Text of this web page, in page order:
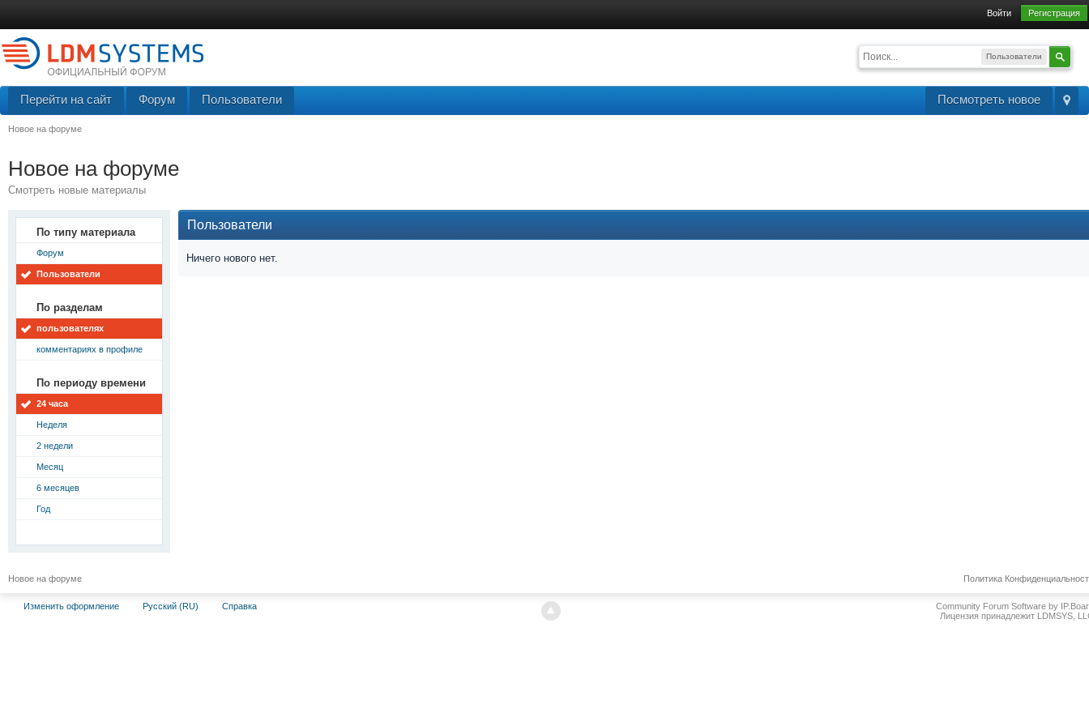
Войти Регистрация
Пользователи
Посмотреть новое
Перейти на сайт Форум Пользователи
Новое на форуме
Новое на форуме
Смотреть новые материалы
По типу материала
Форум
Пользователи
По разделам
пользователях
комментариях в профиле
По периоду времени
24 часа
Неделя
2 недели
Месяц
6 месяцев
Год
Пользователи
Ничего нового нет.
Новое на форуме Политика
Изменить оформление Русский (RU) Справка
Community Forum Software by
Лицензия принадлежит LDMSYS,